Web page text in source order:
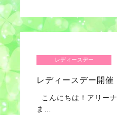
レディースデー
レディースデー開催
こんにちは！アリー
ま…